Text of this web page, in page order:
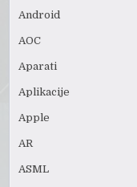
Android
AOC
Aparati
Aplikacije
Apple
AR
ASML